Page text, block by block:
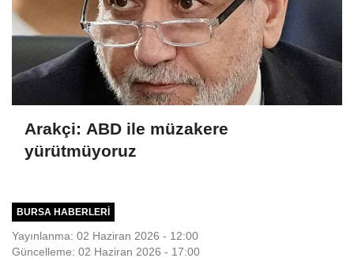
Arakçi: ABD ile müzakere
yürütmüyoruz
BURSA HABERLERI
Yayınlanma: 02 Haziran 2026 - 12:00
Güncelleme: 02 Haziran 2026 - 17:00